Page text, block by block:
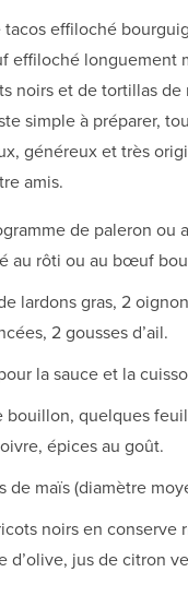
effiloché
effiloché longuement
noirs et de tortillas de
simple à préparer,
généreux et très
amis.
de paleron ou
au rôti ou au bœuf
lardons gras, 2
2 gousses d’ail.
la sauce et la
bouillon, quelques
épices au goût.
de maïs (diamètre
noirs en conserve
d’olive, jus de citron